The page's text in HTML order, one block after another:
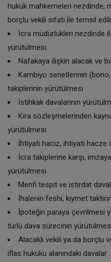
hukuk mahkemeleri nezdinde,
borçlu vekili sıfatı ile temsil
İcra müdürlükleri nezdinde
yürütülmesi
Nafakaya ilişkin alacak ve
Kambiyo senetlerinin
takiplerinin yürütülmesi
İstihkak davalarının
Kira sözleşmelerinden
yürütülmesi
İhtiyati haciz, ihtiyati hacze
İcra takiplerine karşı,
yürütülmesi
Menfi tespit ve istirdat
İhalenin feshi, kıymet
İpoteğin paraya çevrilmesi
türlü dava sürecinin
Alacaklı vekili ya da borçlu
iflas hukuku alanındaki davalar